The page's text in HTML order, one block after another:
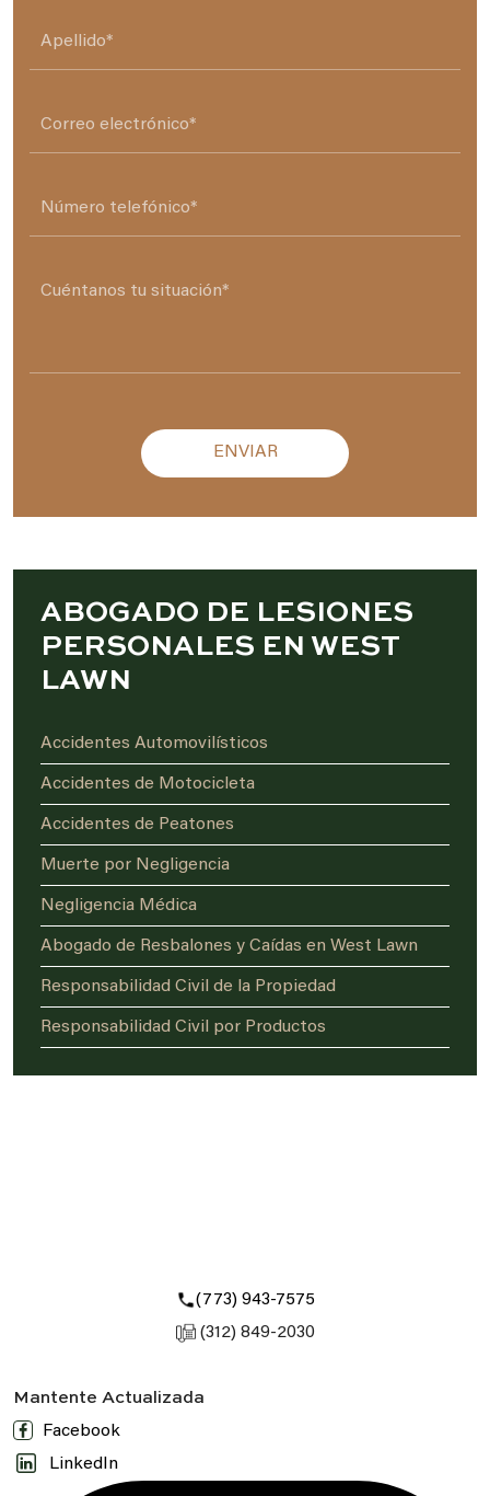
ABOGADO DE LESIONES
PERSONALES EN WEST
LAWN
Accidentes Automovilísticos
Accidentes de Motocicleta
Accidentes de Peatones
Muerte por Negligencia
Negligencia Médica
Abogado de Resbalones y Caídas en West Lawn
Responsabilidad Civil de la Propiedad
Responsabilidad Civil por Productos
(773) 943-7575
(312) 849-2030
Mantente Actualizada
Facebook
LinkedIn